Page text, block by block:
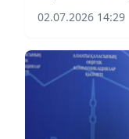
02.07.2026 14:29